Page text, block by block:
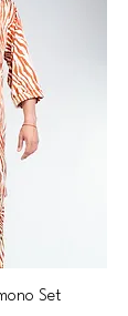
Set